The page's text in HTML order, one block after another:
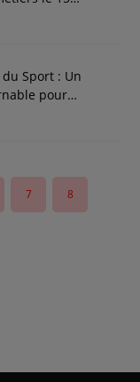
Sport : Un
pour
7 8